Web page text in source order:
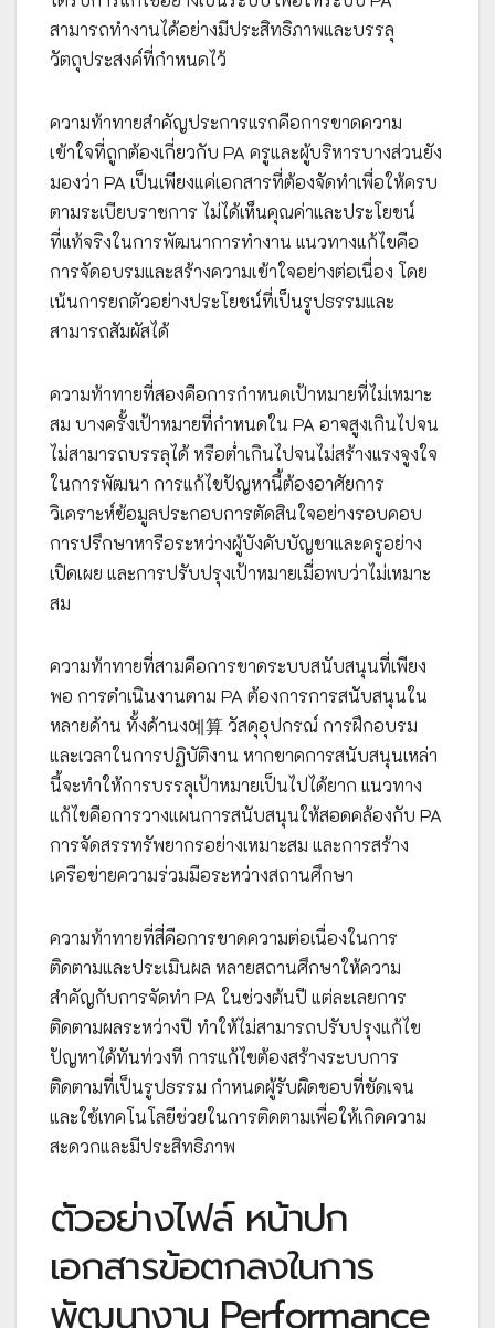
สามารถทำงานได้อย่างมีประสิทธิภาพและบรรลุ
วัตถุประสงค์ที่กำหนดไว้
ความท้าทายสำคัญประการแรกคือการขาดความ
เข้าใจที่ถูกต้องเกี่ยวกับ PA ครูและผู้บริหารบางส่วนยัง
มองว่า PA เป็นเพียงแค่เอกสารที่ต้องจัดทำเพื่อให้ครบ
ตามระเบียบราชการ ไม่ได้เห็นคุณค่าและประโยชน์
ที่แท้จริงในการพัฒนาการทำงาน แนวทางแก้ไขคือ
การจัดอบรมและสร้างความเข้าใจอย่างต่อเนื่อง โดย
เน้นการยกตัวอย่างประโยชน์ที่เป็นรูปธรรมและ
สามารถสัมผัสได้
ความท้าทายที่สองคือการกำหนดเป้าหมายที่ไม่เหมาะ
สม บางครั้งเป้าหมายที่กำหนดใน PA อาจสูงเกินไปจน
ไม่สามารถบรรลุได้ หรือต่ำเกินไปจนไม่สร้างแรงจูงใจ
ในการพัฒนา การแก้ไขปัญหานี้ต้องอาศัยการ
วิเคราะห์ข้อมูลประกอบการตัดสินใจอย่างรอบคอบ
การปรึกษาหารือระหว่างผู้บังคับบัญชาและครูอย่าง
เปิดเผย และการปรับปรุงเป้าหมายเมื่อพบว่าไม่เหมาะ
สม
ความท้าทายที่สามคือการขาดระบบสนับสนุนที่เพียง
พอ การดำเนินงานตาม PA ต้องการการสนับสนุนใน
หลายด้าน ทั้งด้านง예算 วัสดุอุปกรณ์ การฝึกอบรม
และเวลาในการปฏิบัติงาน หากขาดการสนับสนุนเหล่า
นี้จะทำให้การบรรลุเป้าหมายเป็นไปได้ยาก แนวทาง
แก้ไขคือการวางแผนการสนับสนุนให้สอดคล้องกับ PA
การจัดสรรทรัพยากรอย่างเหมาะสม และการสร้าง
เครือข่ายความร่วมมือระหว่างสถานศึกษา
ความท้าทายที่สี่คือการขาดความต่อเนื่องในการ
ติดตามและประเมินผล หลายสถานศึกษาให้ความ
สำคัญกับการจัดทำ PA ในช่วงต้นปี แต่ละเลยการ
ติดตามผลระหว่างปี ทำให้ไม่สามารถปรับปรุงแก้ไข
ปัญหาได้ทันท่วงที การแก้ไขต้องสร้างระบบการ
ติดตามที่เป็นรูปธรรม กำหนดผู้รับผิดชอบที่ชัดเจน
และใช้เทคโนโลยีช่วยในการติดตามเพื่อให้เกิดความ
สะดวกและมีประสิทธิภาพ
ตัวอย่างไฟล์ หน้าปก
เอกสารข้อตกลงในการ
พัฒนางาน Performance